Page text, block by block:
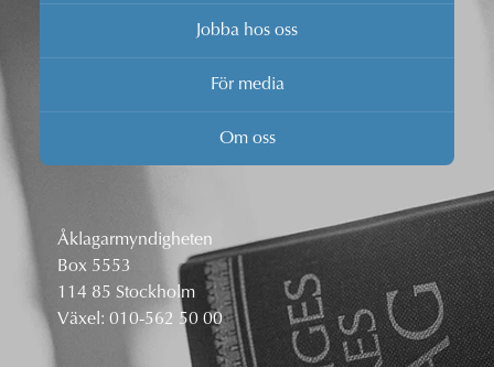
Jobba hos oss
För media
Om oss
Åklagarmyndigheten
Box 5553
114 85 Stockholm
Växel: 010-562 50 00